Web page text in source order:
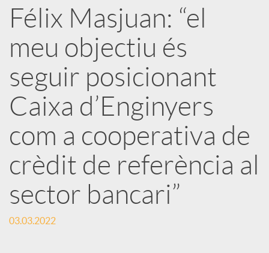
b
l
i
c
a
d
Félix Masjuan: “el
meu objectiu és
seguir posicionant
Caixa d’Enginyers
com a cooperativa de
crèdit de referència al
sector bancari”
03.03.2022